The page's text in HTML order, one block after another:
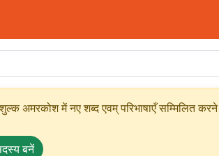
अमरकोश में नए शब्द एवम् परिभाषाएँ सम्मिलित
बनें